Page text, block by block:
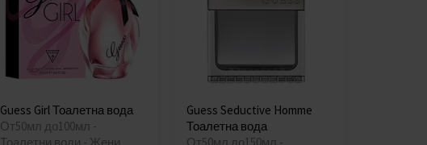
Guess Girl Тоалетна вода
От50мл до100мл -
Guess Seductive Homme
Тоалетна вода